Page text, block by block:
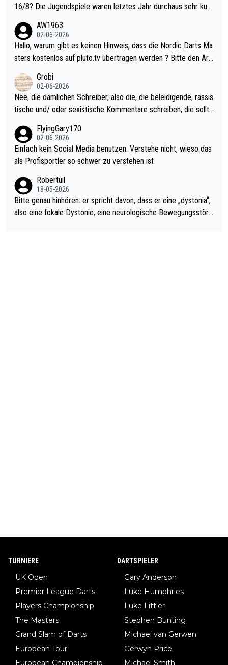
16/8? Die Jugendspiele waren letztes Jahr durchaus sehr kurz
Allerdings ist Mitchell Lawrie als Nummer 1 der Welt eh qualifi
ziert. Somit ändert die automatische Qualifikation des Weltmei
sters erstmal nichts. Ich denke sie wollen damit für nächstes J
ohl wenig WDF Turniere spielen. Dies war bei Archie Self letzt
es Jahr der Fall. Er musste als amtierender Weltmeister durch
den Qualifier und ich glaube kaum, dass Mitchel sich das (in Ve
el hat.
AW1963
02-06-2026
Hallo, warum gibt es keinen Hinweis, dass die Nordic Darts Ma
sters kostenlos auf pluto.tv übertragen werden ? Bitte den Arti
Grobi
02-06-2026
Nee, die dämlichen Schreiber, also die, die beleidigende, rassis
tische und/ oder sexistische Kommentare schreiben, die sollte
s Leben in den Griff kriegen. Nur eins wundert mich: Luke Little
r war doch neulich erst derjenige, der über Social Media GvV p
rovoziert hat. Und Littlers Mutter schießt öfters mal gegen Ric
FlyingGary170
02-06-2026
Einfach kein Social Media benutzen. Verstehe nicht, wieso das
als Profisportler so schwer zu verstehen ist
Robertuil
18-05-2026
Bitte genau hinhören: er spricht davon, dass er eine „dystonia“,
also eine fokale Dystonie, eine neurologische Bewegungsstöru
TURNIERE
UK Open
Premier League Darts
Players Championship
The Masters
Grand Slam of Darts
European Tour
European Championship
DARTSPIELER
Gary Anderson
Luke Humphries
Luke Littler
Stephen Bunting
Michael van Gerwen
Gerwyn Price
Michael Smith